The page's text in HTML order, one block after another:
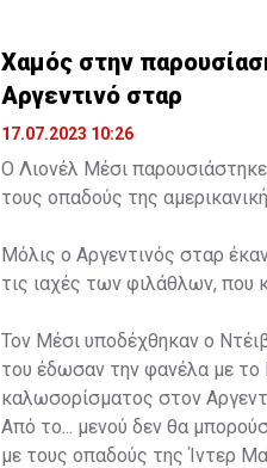
Χαμός στην
Αργεντινό σταρ
17.07.2023 10:26
Ο Λιονέλ Μέσι
τους οπαδούς της
Μόλις ο Αργεντινός σταρ
τις ιαχές των φιλάθλων, που
Τον Μέσι υποδέχθηκαν ο
του έδωσαν την φανέλα με
καλωσορίσματος στον
Από το... μενού δεν θα
με τους οπαδούς της Ίντερ